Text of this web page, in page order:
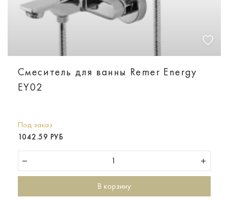
Смеситель для ванны Remer Energy
EY02
Под заказ
1042.59 РУБ
В корзину